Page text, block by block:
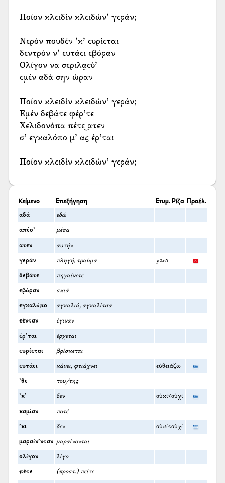
Ποίον κλειδίν κλειδών’ γεράν;
Νερόν πουδέν ’κ’ ευρίεται
δεντρόν ν’ ευτάει εβόραν
Ολίγον να σεριλα̤εύ’
εμέν αδά σην ώραν
Ποίον κλειδίν κλειδών’ γεράν;
Εμέν δεβάτε φέρ’τε
Χελιδονόπα πέτε͜ ατεν
σ’ εγκαλόπο μ’ ας έρ’ται
Ποίον κλειδίν κλειδών’ γεράν;
Κείμενο Επεξήγηση Ετυμ. Ρίζα Προέλ.
αδά εδώ
απέσ’ μέσα
ατεν αυτήν
γεράν πληγή, τραύμα yara
δεβάτε πηγαίνετε
εβόραν σκιά
εγκαλόπο αγκαλιά, αγκαλίτσα
εένταν έγιναν
έρ’ται έρχεται
ευρίεται βρίσκεται
ευτάει κάνει, φτιάχνει εὐθειάζω
’θε του/της
’κ’ δεν οὐκί<οὐχί
καμίαν ποτέ
’κι δεν οὐκί<οὐχί
μαραίν’νταν μαραίνονται
ολίγον λίγο
πέτε (προστ.) πείτε